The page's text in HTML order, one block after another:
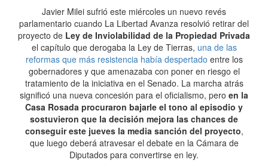
Javier Milei sufrió este miércoles un nuevo revés
parlamentario cuando La Libertad Avanza resolvió retirar del
proyecto de Ley de Inviolabilidad de la Propiedad Privada
el capítulo que derogaba la Ley de Tierras, una de las
reformas que más resistencia había despertado entre los
gobernadores y que amenazaba con poner en riesgo el
tratamiento de la iniciativa en el Senado. La marcha atrás
significó una nueva concesión para el oficialismo, pero en la
Casa Rosada procuraron bajarle el tono al episodio y
sostuvieron que la decisión mejora las chances de
conseguir este jueves la media sanción del proyecto,
que luego deberá atravesar el debate en la Cámara de
Diputados para convertirse en ley.